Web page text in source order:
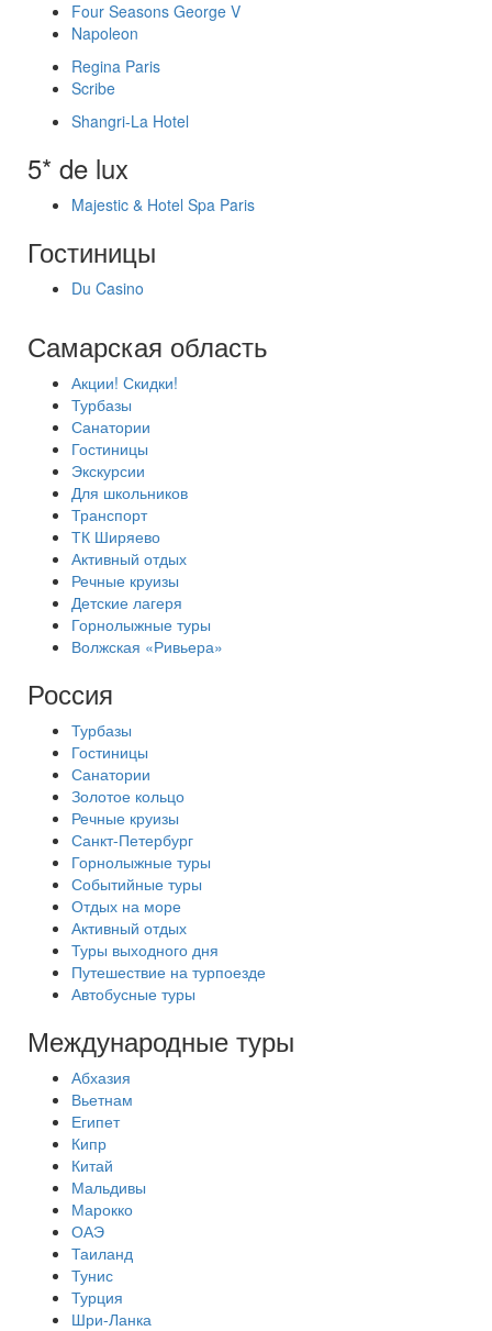
Four Seasons George V
Napoleon
Regina Paris
Scribe
Shangri-La Hotel
5* de lux
Majestic & Hotel Spa Paris
Гостиницы
Du Casino
Самарская область
Акции! Скидки!
Турбазы
Санатории
Гостиницы
Экскурсии
Для школьников
Транспорт
ТК Ширяево
Активный отдых
Речные круизы
Детские лагеря
Горнолыжные туры
Волжская «Ривьера»
Россия
Турбазы
Гостиницы
Санатории
Золотое кольцо
Речные круизы
Санкт-Петербург
Горнолыжные туры
Событийные туры
Отдых на море
Активный отдых
Туры выходного дня
Путешествие на турпоезде
Автобусные туры
Международные туры
Абхазия
Вьетнам
Египет
Кипр
Китай
Мальдивы
Марокко
ОАЭ
Таиланд
Тунис
Турция
Шри-Ланка